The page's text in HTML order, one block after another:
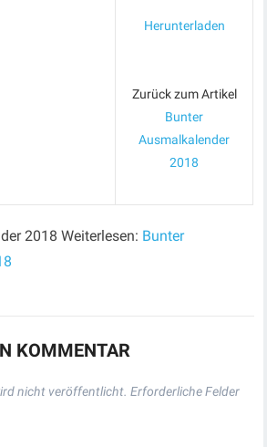
Herunterladen
Zurück zum Artikel
Bunter
Ausmalkalender
2018
2018 Weiterlesen: Bunter
KOMMENTAR
nicht veröffentlicht. Erforderliche Felder